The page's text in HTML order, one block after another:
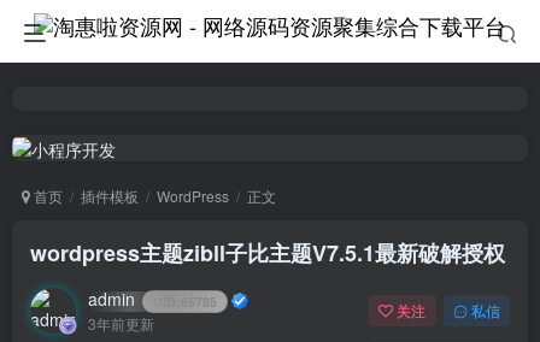
首页 插件模板 WordPress 正文
wordpress主题zibll子比主题V7.5.1最新破解授权
admin 65785
3年前更新
关注 私信